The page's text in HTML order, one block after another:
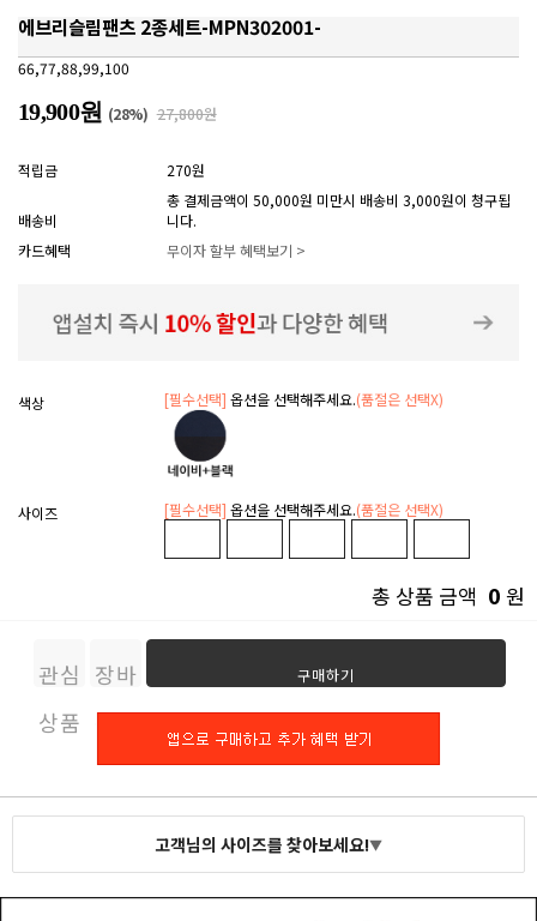
에브리슬림팬츠 2종세트-MPN302001-
66,77,88,99,100
19,900원 (28%) 27,800원
적립금 270원
배송비
총 결제금액이 50,000원 미만시 배송비 3,000원이 청구됩
니다.
카드혜택
무이자 할부 혜택보기 >
색상 [필수선택] 옵션을 선택해주세요.(품절은 선택X)
사이즈 [필수선택] 옵션을 선택해주세요.(품절은 선택X)
총 상품 금액 0 원
관심
상품
장바
구니
구매하기
고객님의 사이즈를 찾아보세요!▼